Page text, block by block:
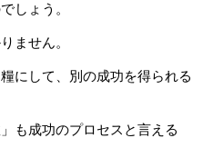
しょう。
ません。
にして、別の成功を得られる
も成功のプロセスと言える